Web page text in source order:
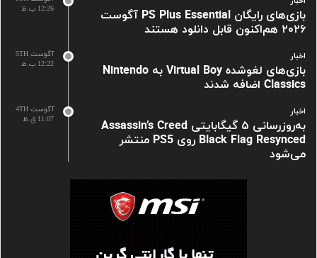
12:26 ب.ظ
بازی‌های رایگان PS Plus Essential آگوست
۲۰۲۶ هم‌اکنون قابل دانلود هستند
آگوست 5TH
12:22 ب.ظ
اخبار
بازی‌های لغوشده Virtual Boy به Nintendo
Classics اضافه شدند
آگوست 4TH
11:07 ق.ظ
اخبار
به‌روزرسانی ۵ گیگابایتی Assassin’s Creed
Black Flag Resynced روی PS5 منتشر
می‌شود